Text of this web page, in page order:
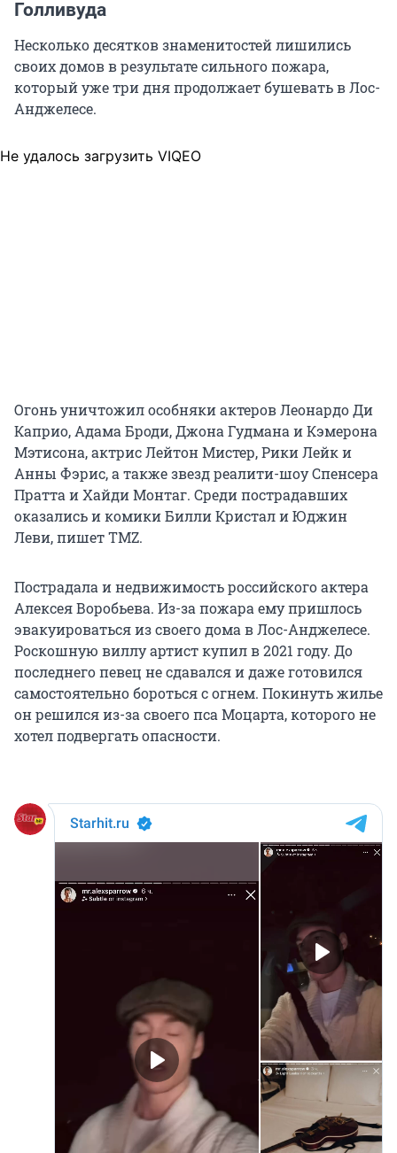
Голливуда
Несколько десятков знаменитостей лишились
своих домов в результате сильного пожара,
который уже три дня продолжает бушевать в Лос-
Анджелесе.
Не удалось загрузить VIQEO
Огонь уничтожил особняки актеров Леонардо Ди
Каприо, Адама Броди, Джона Гудмана и Кэмерона
Мэтисона, актрис Лейтон Мистер, Рики Лейк и
Анны Фэрис, а также звезд реалити-шоу Спенсера
Пратта и Хайди Монтаг. Среди пострадавших
оказались и комики Билли Кристал и Юджин
Леви, пишет TMZ.
Пострадала и недвижимость российского актера
Алексея Воробьева. Из-за пожара ему пришлось
эвакуироваться из своего дома в Лос-Анджелесе.
Роскошную виллу артист купил в 2021 году. До
последнего певец не сдавался и даже готовился
самостоятельно бороться с огнем. Покинуть жилье
он решился из-за своего пса Моцарта, которого не
хотел подвергать опасности.